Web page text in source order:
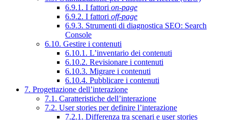
6.9.1. I fattori on-page
6.9.2. I fattori off-page
6.9.3. Strumenti di diagnostica SEO: Search
Console
6.10. Gestire i contenuti
6.10.1. L’inventario dei contenuti
6.10.2. Revisionare i contenuti
6.10.3. Migrare i contenuti
6.10.4. Pubblicare i contenuti
7. Progettazione dell’interazione
7.1. Caratteristiche dell’interazione
7.2. User stories per definire l’interazione
7.2.1. Differenza tra scenari e user stories